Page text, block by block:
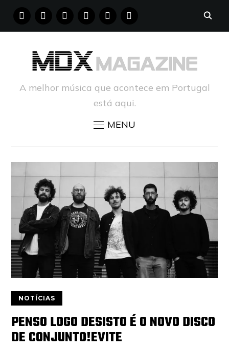
FACEBOOKINSTAGRAM
YOUTUBE PINTERESTTUMBLR
A melhor música que acontece em Portugal
está aqui.
MENU
NOTÍCIAS
PENSO LOGO DESISTO É O NOVO DISCO
DE CONJUNTO!EVITE